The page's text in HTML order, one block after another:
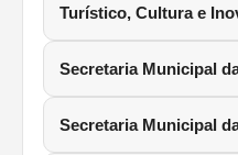
Turístico, Cultura e
Secretaria Municipal
Secretaria Municipal